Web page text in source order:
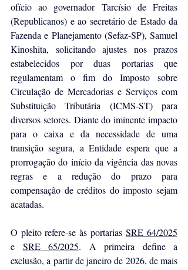
ofício ao governador Tarcísio de Freitas
(Republicanos) e ao secretário de Estado da
Fazenda e Planejamento (Sefaz-SP), Samuel
Kinoshita, solicitando ajustes nos prazos
estabelecidos por duas portarias que
regulamentam o fim do Imposto sobre
Circulação de Mercadorias e Serviços com
Substituição Tributária (ICMS-ST) para
diversos setores. Diante do iminente impacto
para o caixa e da necessidade de uma
transição segura, a Entidade espera que a
prorrogação do início da vigência das novas
regras e a redução do prazo para
compensação de créditos do imposto sejam
acatadas.
O pleito refere-se às portarias SRE 64/2025
e SRE 65/2025. A primeira define a
exclusão, a partir de janeiro de 2026, de mais